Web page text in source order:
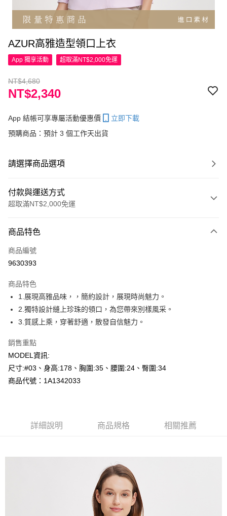
AZUR高雅造型領口上衣
App 獨享活動 超取滿NT$2,000免運
NT$4,680
NT$2,340
App 結帳可享專屬活動優惠價
立即下載
預購商品：預計 3 個工作天出貨
請選擇商品選項
付款與運送方式
超取滿NT$2,000免運
信用卡一次付款
超商取貨付款
Apple Pay
悠遊付
全盈+PAY
AFTEE先享後付
相關說明
１．簡單：不需註冊會員、不需綁卡、不需儲值。
２．便利：只要手機號碼，簡訊認證，即可結帳。
【「AFTEE先享後付」結帳流程】
１．於結帳方式選擇「AFTEE先享後付」後，將跳轉至「AFTEE先享後付」
結帳頁面，進行簡訊認證並確認金額後，即可完成結帳。
２．訂單成立數日內，您將收到繳費通知簡訊。
３．收到繳費通知簡訊後14天內，點擊此簡訊中的連結，可透過四大超商／
ATM／網路銀行／等多元方式進行付款，方視為交易完成。
※ 請注意：結帳手續完成當下不需立刻繳費，但若您需要取消訂單，請聯絡
全家--滿2000元免運
付款後全家取貨---滿2000元免運
每筆NT$60，滿NT$2,000(含以上)免運費
每筆NT$60，滿NT$2,000(含以上)免運費
商品特色
商品編號
9630393
商品特色
1.展現高雅品味，，簡約設計，展現時尚魅力。
2.獨特設計縫上珍珠的領口，為您帶來別樣風采。
3.質感上乘，穿著舒適，散發自信魅力。
銷售重點
MODEL資訊:
尺寸:#03、身高:178、胸圍:35、腰圍:24、臀圍:34
商品代號：1A1342033
詳細說明 商品規格 相關推薦